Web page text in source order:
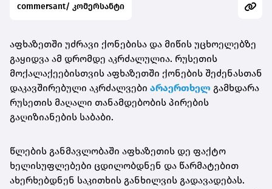
commersant/ კომერსანტი
აფხაზეთში უძრავი ქონებისა და მიწის უცხოელებზე
გაყიდვა ამ დრომდე აკრძალულია. რუსეთის
მოქალაქეებისთვის აფხაზეთში ქონების შეძენასთან
დაკავშირებული აკრძალვები არაერთხელ გამხდარა
რუსეთის მაღალი თანამდებობის პირების
გაღიზიანების საბაბი.
წლების განმავლობაში აფხაზეთის დე ფაქტო
ხელისუფლებები ცდილობდნენ და წარმატებით
ახერხებდნენ საკითხის განხილვის გადავადებას.